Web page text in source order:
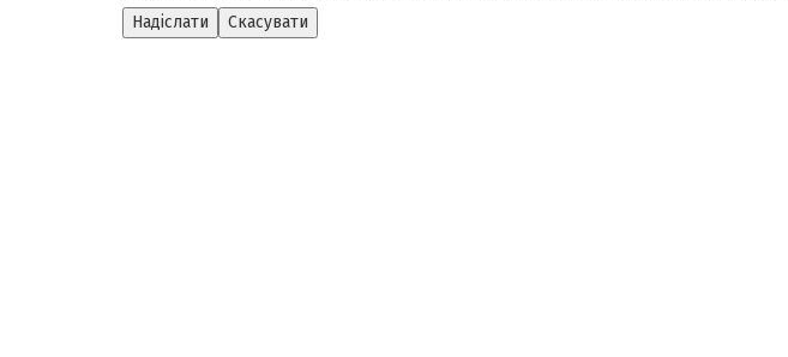
Надіслати
Скасувати